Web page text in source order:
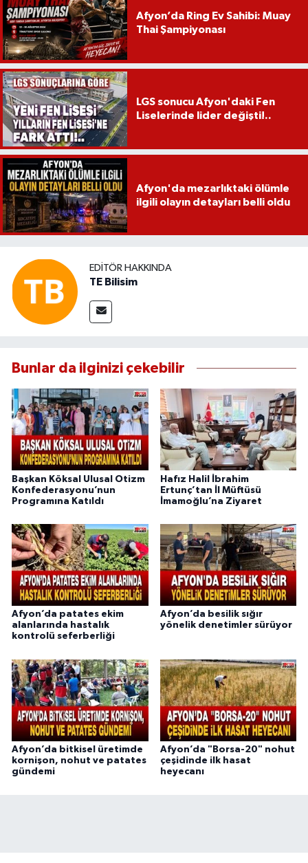
Afyon’da Ring Ev Sahibi: Muay
Thai Şampiyonası
LGS sonucu Afyon'daki Fen
Liselerinde lider değişti!..
Afyon'da mezarlıktaki ölümle
ilgili olayın detayları belli oldu
EDITÖR HAKKINDA
TE Bilisim
Bunlar da ilginizi çekebilir
Başkan Köksal Ulusal Otizm
Konfederasyonu’nun
Programına Katıldı
Hafız Halil İbrahim
Ertunç’tan İl Müftüsü
İmamoğlu’na Ziyaret
Afyon’da patates ekim
alanlarında hastalık
kontrolü seferberliği
Afyon’da besilik sığır
yönelik denetimler sürüyor
Afyon’da bitkisel üretimde
kornişon, nohut ve patates
gündemi
Afyon’da "Borsa-20" nohut
çeşidinde ilk hasat
heyecanı